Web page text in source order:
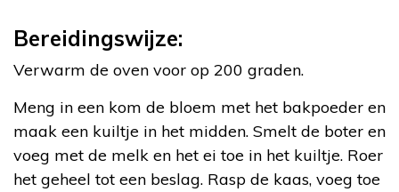
Bereidingswijze:
Verwarm de oven voor op 200 graden.
Meng in een kom de bloem met het bakpoeder en
maak een kuiltje in het midden. Smelt de boter en
voeg met de melk en het ei toe in het kuiltje. Roer
het geheel tot een beslag. Rasp de kaas, voeg toe